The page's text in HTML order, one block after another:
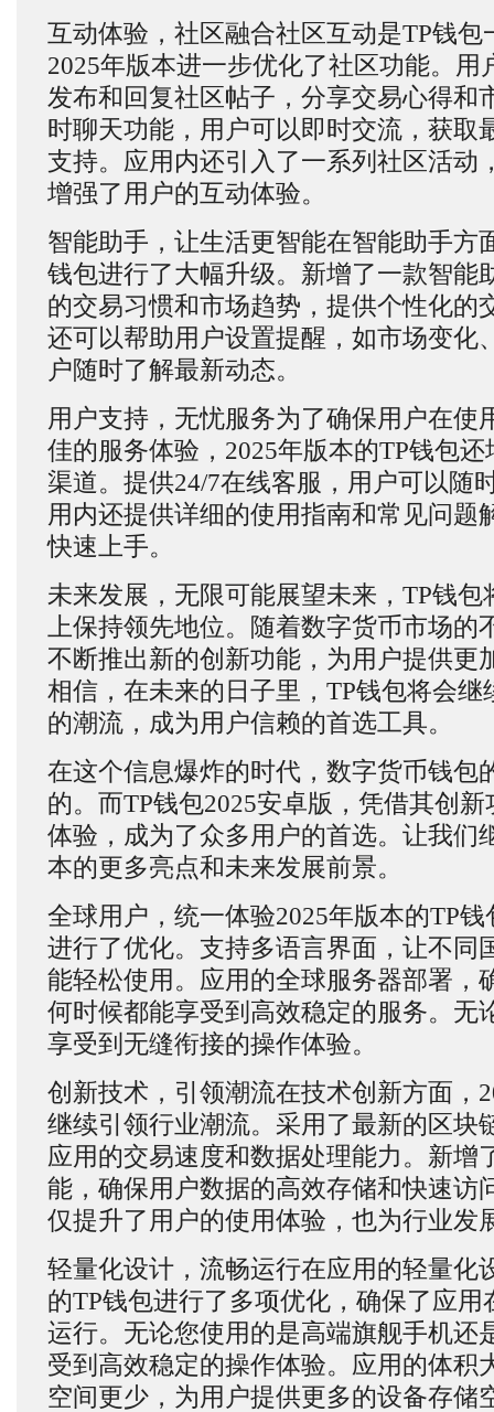
互动体验，社区融合社区互动是TP钱包
2025年版本进一步优化了社区功能。用
发布和回复社区帖子，分享交易心得和
时聊天功能，用户可以即时交流，获取
支持。应用内还引入了一系列社区活动
增强了用户的互动体验。
智能助手，让生活更智能在智能助手方
钱包进行了大幅升级。新增了一款智能
的交易习惯和市场趋势，提供个性化的
还可以帮助用户设置提醒，如市场变化
户随时了解最新动态。
用户支持，无忧服务为了确保用户在使
佳的服务体验，2025年版本的TP钱包
渠道。提供24/7在线客服，用户可以随
用内还提供详细的使用指南和常见问题
快速上手。
未来发展，无限可能展望未来，TP钱包
上保持领先地位。随着数字货币市场的
不断推出新的创新功能，为用户提供更
相信，在未来的日子里，TP钱包将会继
的潮流，成为用户信赖的首选工具。
在这个信息爆炸的时代，数字货币钱包
的。而TP钱包2025安卓版，凭借其创
体验，成为了众多用户的首选。让我们
本的更多亮点和未来发展前景。
全球用户，统一体验2025年版本的TP
进行了优化。支持多语言界面，让不同
能轻松使用。应用的全球服务器部署，
何时候都能享受到高效稳定的服务。无
享受到无缝衔接的操作体验。
创新技术，引领潮流在技术创新方面，
继续引领行业潮流。采用了最新的区块
应用的交易速度和数据处理能力。新增
能，确保用户数据的高效存储和快速访
仅提升了用户的使用体验，也为行业发
轻量化设计，流畅运行在应用的轻量化
的TP钱包进行了多项优化，确保了应
运行。无论您使用的是高端旗舰手机还
受到高效稳定的操作体验。应用的体积
空间更少，为用户提供更多的设备存储